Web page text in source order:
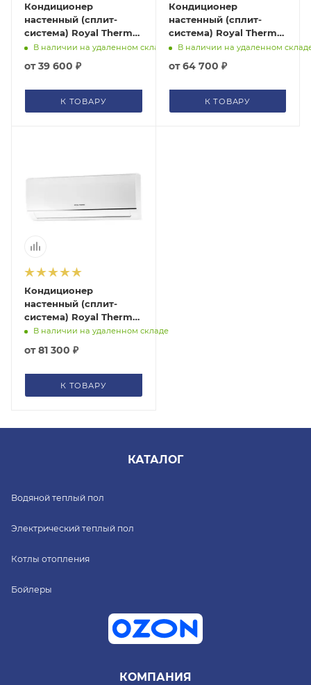
Кондиционер
настенный (сплит-
система) Royal Thermo
Siena RTS-12HN1
В наличии на удаленном складе
от39 600 ₽
К ТОВАРУ
Кондиционер
настенный (сплит-
система) Royal Thermo
Siena RTS-18HN1
В наличии на удаленном
от64 700 ₽
К ТОВАРУ
Кондиционер
настенный (сплит-
система) Royal Thermo
Siena RTS-24HN1
В наличии на удаленном складе
от81 300 ₽
К ТОВАРУ
КАТАЛОГ
Водяной теплый пол
Электрический теплый пол
Котлы отопления
Бойлеры
КОМПАНИЯ